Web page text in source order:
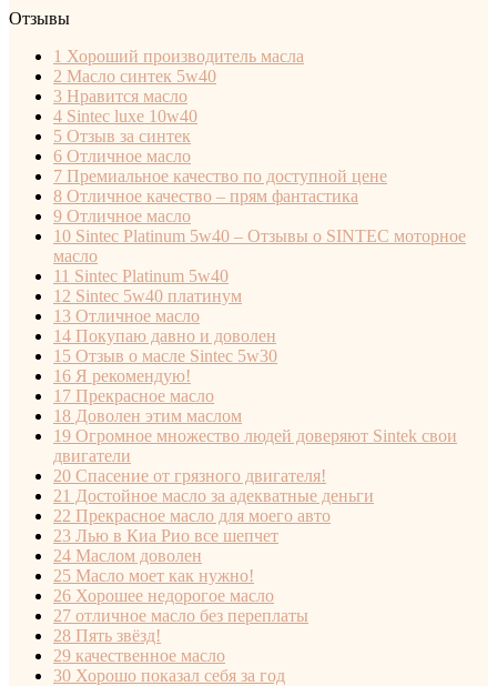
Отзывы
1 Хороший производитель масла
2 Масло синтек 5w40
3 Нравится масло
4 Sintec luxe 10w40
5 Отзыв за синтек
6 Отличное масло
7 Премиальное качество по доступной цене
8 Отличное качество – прям фантастика
9 Отличное масло
10 Sintec Platinum 5w40 – Отзывы о SINTEC моторное
масло
11 Sintec Platinum 5w40
12 Sintec 5w40 платинум
13 Отличное масло
14 Покупаю давно и доволен
15 Отзыв о масле Sintec 5w30
16 Я рекомендую!
17 Прекрасное масло
18 Доволен этим маслом
19 Огромное множество людей доверяют Sintek свои
двигатели
20 Спасение от грязного двигателя!
21 Достойное масло за адекватные деньги
22 Прекрасное масло для моего авто
23 Лью в Киа Рио все шепчет
24 Маслом доволен
25 Масло моет как нужно!
26 Хорошее недорогое масло
27 отличное масло без переплаты
28 Пять звёзд!
29 качественное масло
30 Хорошо показал себя за год